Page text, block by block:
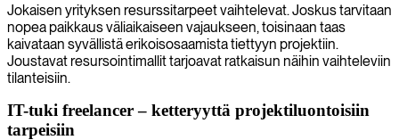
Jokaisen yrityksen resurssitarpeet vaihtelevat. Joskus tarvitaan
nopea paikkaus väliaikaiseen vajaukseen, toisinaan taas
kaivataan syvällistä erikoisosaamista tiettyyn projektiin.
Joustavat resursointimallit tarjoavat ratkaisun näihin vaihteleviin
tilanteisiin.
IT-tuki freelancer – ketteryyttä projektiluontoisiin
tarpeisiin